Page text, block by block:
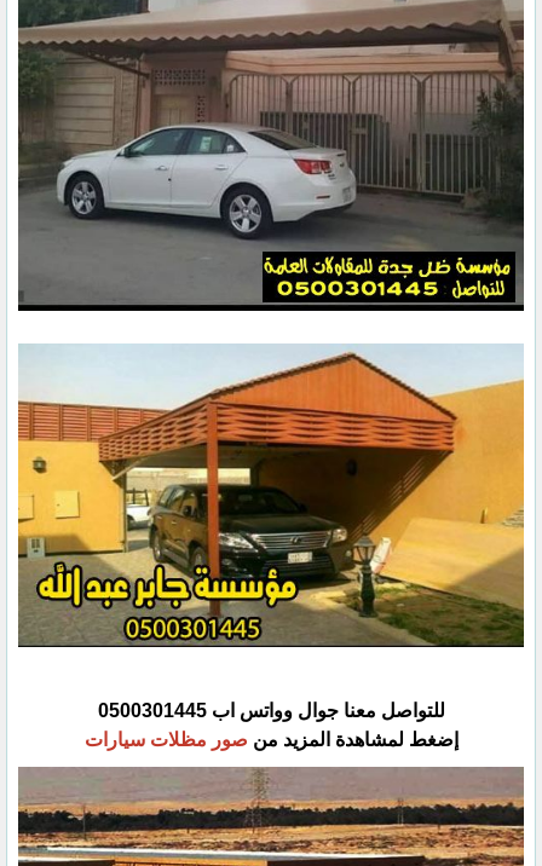
للتواصل معنا جوال وواتس اب 0500301445‏
إضغط لمشاهدة المزيد من صور مظلات سيارات